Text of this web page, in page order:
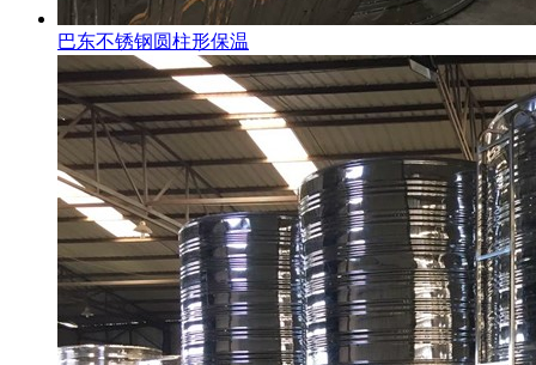
巴东不锈钢圆柱形保温